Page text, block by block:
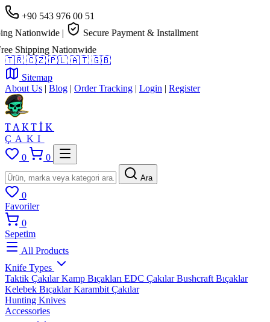
+90 543 976 00 51
Nationwide |
Secure Payment & Installment
Shipping Nationwide
🇹🇷 🇨🇿 🇵🇱 🇦🇹 🇬🇧
Sitemap
About Us | Blog | Order Tracking | Login | Register
TAKTİK
ÇAKI
0
0
Ara
0
Favoriler
0
Sepetim
All Products
Knife Types
Taktik ÇakılarKamp Bıçakları EDC ÇakılarBushcraft Bıçaklar
Kelebek BıçaklarKarambit Çakılar
Hunting Knives
Accessories